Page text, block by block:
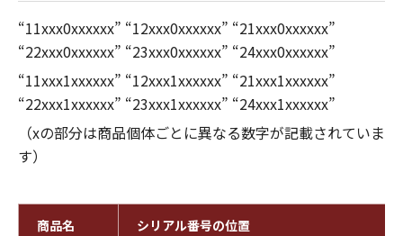
“11xxx0xxxxxx” “12xxx0xxxxxx” “21xxx0xxxxxx”
“22xxx0xxxxxx” “23xxx0xxxxxx” “24xxx0xxxxxx”
“11xxx1xxxxxx” “12xxx1xxxxxx” “21xxx1xxxxxx”
“22xxx1xxxxxx” “23xxx1xxxxxx” “24xxx1xxxxxx”
（xの部分は商品個体ごとに異なる数字が記載されていま
す）
商品名 シリアル番号の位置